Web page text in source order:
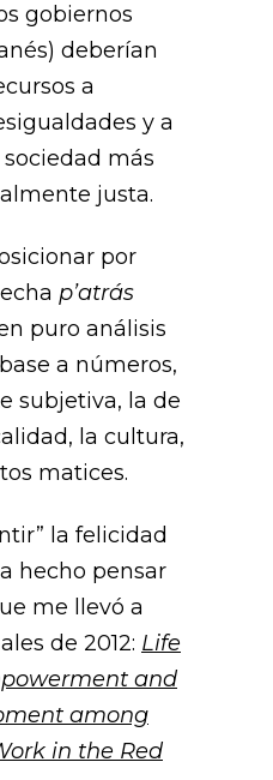
gobiernos
deberían
a
y a
más
justa.
por
p’atrás
puro análisis
a números,
subjetiva, la de
la cultura,
matices.
la felicidad
hecho pensar
me llevó a
de 2012: Life
and
among
in the Red